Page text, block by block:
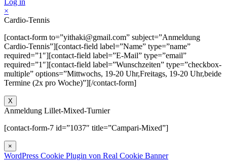
×
Cardio-Tennis
[contact-form to=”yithaki@gmail.com” subject=”Anmeldung
Cardio-Tennis”][contact-field label=”Name” type=”name”
required=”1″][contact-field label=”E-Mail” type=”email”
required=”1″][contact-field label=”Wunschzeiten” type=”checkbox-
multiple” options=”Mittwochs, 19-20 Uhr,Freitags, 19-20 Uhr,beide
Termine (2x pro Woche)”][/contact-form]
X
Anmeldung Lillet-Mixed-Turnier
[contact-form-7 id=”1037″ title=”Campari-Mixed”]
×
WordPress Cookie Plugin von Real Cookie Banner